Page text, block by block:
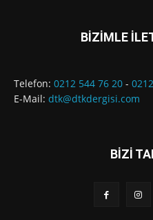
BİZİMLE
Telefon: 0212 544 76 20 -
E-Mail: dtk@dtkdergisi.com
BİZİ